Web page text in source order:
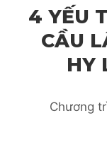
4 YẾU
CẦU
HY
Chương